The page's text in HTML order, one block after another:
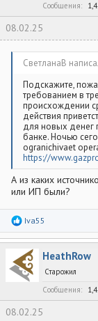
Сообщения
08.02.25
СветланаВ
Подскажите,
требованием в
происхождении
действия
для новых денег
банке. Ночью
ogranichivaet
https://
А из каких
или ИП были?
Р
а
ц
и
и
Iva55
HeathRow
Старожил
Сообщения
08.02.25